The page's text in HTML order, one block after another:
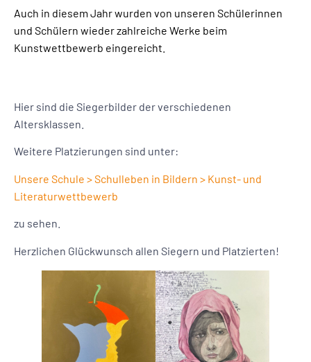
Auch in diesem Jahr wurden von unseren Schülerinnen
und Schülern wieder zahlreiche Werke beim
Kunstwettbewerb eingereicht.
Hier sind die Siegerbilder der verschiedenen
Altersklassen.
Weitere Platzierungen sind unter:
Unsere Schule > Schulleben in Bildern > Kunst- und
Literaturwettbewerb
zu sehen.
Herzlichen Glückwunsch allen Siegern und Platzierten!